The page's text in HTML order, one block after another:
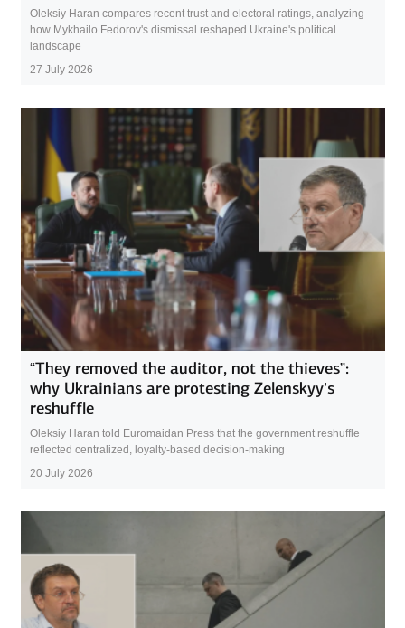
Oleksiy Haran compares recent trust and electoral ratings, analyzing
how Mykhailo Fedorov's dismissal reshaped Ukraine's political
landscape
27 July 2026
“They removed the auditor, not the thieves”:
why Ukrainians are protesting Zelenskyy’s
reshuffle
Oleksiy Haran told Euromaidan Press that the government reshuffle
reflected centralized, loyalty-based decision-making
20 July 2026